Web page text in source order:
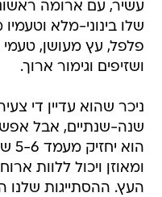
עשיר, עם ארומה
שלו בינוני-מלא
פלפל, עץ מעושן, טעמי
ושזיפים וגימור ארוך.
ניכר שהוא עדיין די
שנה-שנתיים, אבל
ומאוזן ויכול ללוות